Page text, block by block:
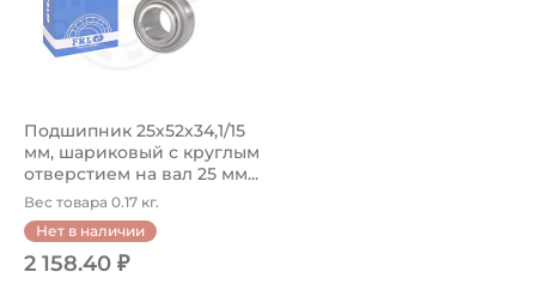
Подшипник 25х52х34,1/15
мм, шариковый с круглым
отверстием на вал 25 мм...
Вес товара 0.17 кг.
Нет в наличии
2 158.40 ₽